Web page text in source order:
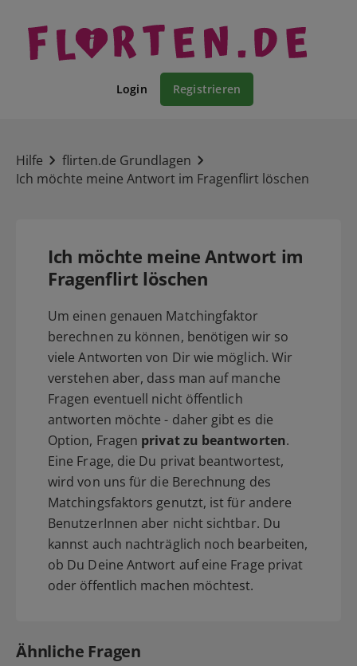
Login Registrieren
Hilfe
flirten.de Grundlagen
Ich möchte meine Antwort im Fragenflirt löschen
Ich möchte meine Antwort im
Fragenflirt löschen
Um einen genauen Matchingfaktor
berechnen zu können, benötigen wir so
viele Antworten von Dir wie möglich. Wir
verstehen aber, dass man auf manche
Fragen eventuell nicht öffentlich
antworten möchte - daher gibt es die
Option, Fragen privat zu beantworten.
Eine Frage, die Du privat beantwortest,
wird von uns für die Berechnung des
Matchingsfaktors genutzt, ist für andere
BenutzerInnen aber nicht sichtbar. Du
kannst auch nachträglich noch bearbeiten,
ob Du Deine Antwort auf eine Frage privat
oder öffentlich machen möchtest.
Ähnliche Fragen